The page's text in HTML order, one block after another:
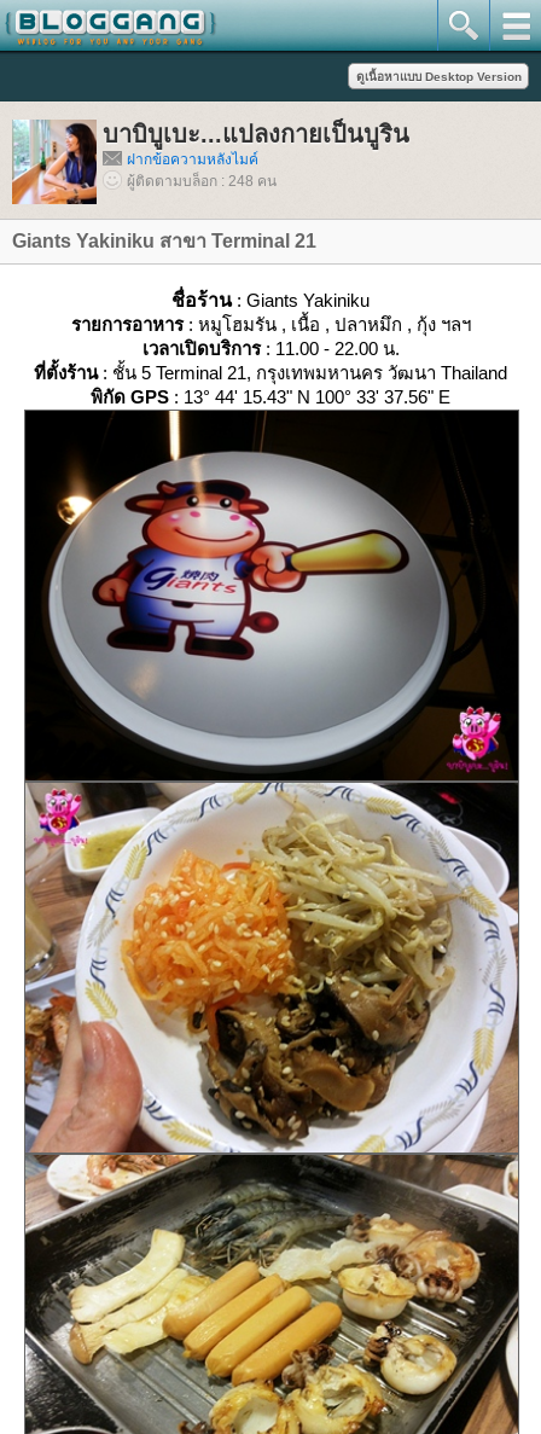
บาบิบูเบะ...แปลงกายเป็นบูริน
ฝากข้อความหลังไมค์
ผู้ติดตามบล็อก : 248 คน
Giants Yakiniku สาขา Terminal 21
ชื่อร้าน: Giants Yakiniku
รายการอาหาร: หมูโฮมรัน , เนื้อ , ปลาหมึก , กุ้ง ฯลฯ
เวลาเปิดบริการ: 11.00 - 22.00 น.
ที่ตั้งร้าน: ชั้น 5 Terminal 21, กรุงเทพมหานคร วัฒนา Thailand
พิกัด GPS : 13° 44' 15.43" N 100° 33' 37.56" E